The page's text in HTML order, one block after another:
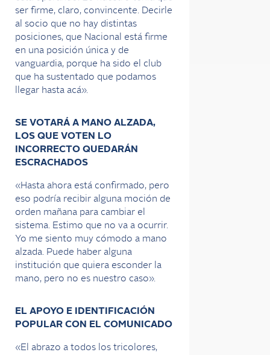
ser firme, claro, convincente. Decirle
al socio que no hay distintas
posiciones, que Nacional está firme
en una posición única y de
vanguardia, porque ha sido el club
que ha sustentado que podamos
llegar hasta acá».
SE VOTARÁ A MANO ALZADA,
LOS QUE VOTEN LO
INCORRECTO QUEDARÁN
ESCRACHADOS
«Hasta ahora está confirmado, pero
eso podría recibir alguna moción de
orden mañana para cambiar el
sistema. Estimo que no va a ocurrir.
Yo me siento muy cómodo a mano
alzada. Puede haber alguna
institución que quiera esconder la
mano, pero no es nuestro caso».
EL APOYO E IDENTIFICACIÓN
POPULAR CON EL COMUNICADO
«El abrazo a todos los tricolores,